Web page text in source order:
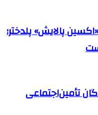
پالایش» پلدختر؛